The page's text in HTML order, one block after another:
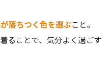
落ちつく色を選ぶこと。
ることで、気分よく過ごす